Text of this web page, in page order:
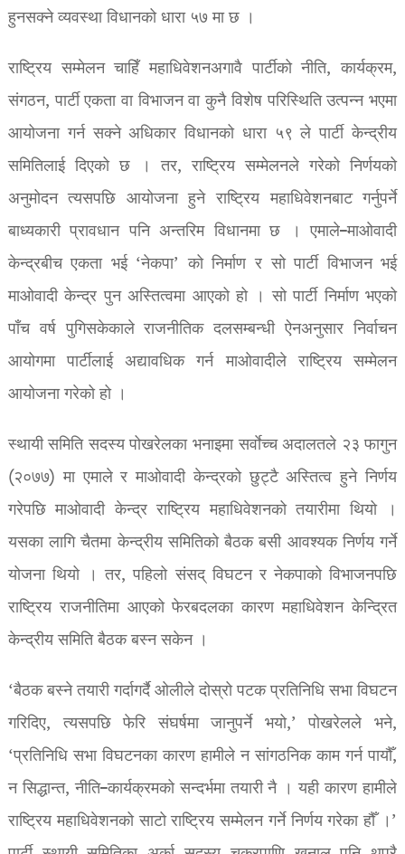
हुनसक्ने व्यवस्था विधानको धारा ५७ मा छ ।
राष्ट्रिय सम्मेलन चाहिँ महाधिवेशनअगावै पार्टीको नीति, कार्यक्रम,
संगठन, पार्टी एकता वा विभाजन वा कुनै विशेष परिस्थिति उत्पन्न भएमा
आयोजना गर्न सक्ने अधिकार विधानको धारा ५९ ले पार्टी केन्द्रीय
समितिलाई दिएको छ । तर, राष्ट्रिय सम्मेलनले गरेको निर्णयको
अनुमोदन त्यसपछि आयोजना हुने राष्ट्रिय महाधिवेशनबाट गर्नुपर्ने
बाध्यकारी प्रावधान पनि अन्तरिम विधानमा छ । एमाले–माओवादी
केन्द्रबीच एकता भई ‘नेकपा’ को निर्माण र सो पार्टी विभाजन भई
माओवादी केन्द्र पुन अस्तित्वमा आएको हो । सो पार्टी निर्माण भएको
पाँच वर्ष पुगिसकेकाले राजनीतिक दलसम्बन्धी ऐनअनुसार निर्वाचन
आयोगमा पार्टीलाई अद्यावधिक गर्न माओवादीले राष्ट्रिय सम्मेलन
आयोजना गरेको हो ।
स्थायी समिति सदस्य पोखरेलका भनाइमा सर्वाेच्च अदालतले २३ फागुन
(२०७७) मा एमाले र माओवादी केन्द्रको छुट्टै अस्तित्व हुने निर्णय
गरेपछि माओवादी केन्द्र राष्ट्रिय महाधिवेशनको तयारीमा थियो ।
यसका लागि चैतमा केन्द्रीय समितिको बैठक बसी आवश्यक निर्णय गर्ने
योजना थियो । तर, पहिलो संसद् विघटन र नेकपाको विभाजनपछि
राष्ट्रिय राजनीतिमा आएको फेरबदलका कारण महाधिवेशन केन्द्रित
केन्द्रीय समिति बैठक बस्न सकेन ।
‘बैठक बस्ने तयारी गर्दागर्दै ओलीले दोस्रो पटक प्रतिनिधि सभा विघटन
गरिदिए, त्यसपछि फेरि संघर्षमा जानुपर्ने भयो,’ पोखरेलले भने,
‘प्रतिनिधि सभा विघटनका कारण हामीले न सांगठनिक काम गर्न पायौँ,
न सिद्धान्त, नीति–कार्यक्रमको सन्दर्भमा तयारी नै । यही कारण हामीले
राष्ट्रिय महाधिवेशनको साटो राष्ट्रिय सम्मेलन गर्ने निर्णय गरेका हौँ ।’